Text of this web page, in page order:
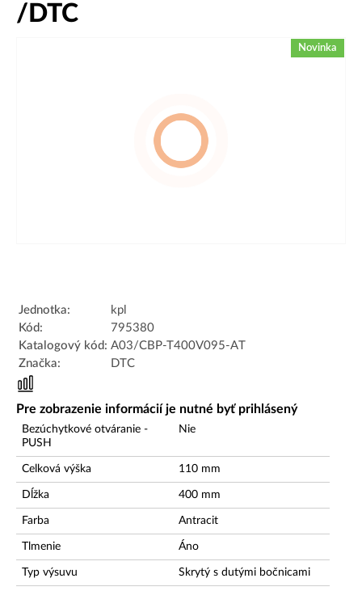
/DTC
Novinka
Jednotka:
kpl
Kód:
795380
Katalogový kód: A03/CBP-T400V095-AT
Značka:
DTC
Pre zobrazenie informácií je nutné byť prihlásený
Bezúchytkové otváranie -
PUSH
Nie
Celková výška 110 mm
Dĺžka 400 mm
Farba Antracit
Tlmenie Áno
Typ výsuvu Skrytý s dutými bočnicami